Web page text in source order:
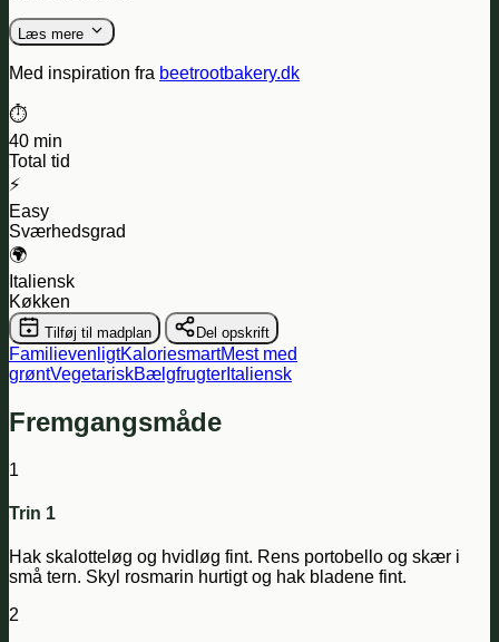
Læs mere
Med inspiration fra beetrootbakery.dk
⏱️
40 min
Total tid
⚡
Easy
Sværhedsgrad
🌍
Italiensk
Køkken
Tilføj til madplan Del opskrift
FamilievenligtKaloriesmartMest med
grøntVegetariskBælgfrugter Italiensk
Fremgangsmåde
1
Trin 1
Hak skalotteløg og hvidløg fint. Rens portobello og skær i
små tern. Skyl rosmarin hurtigt og hak bladene fint.
2